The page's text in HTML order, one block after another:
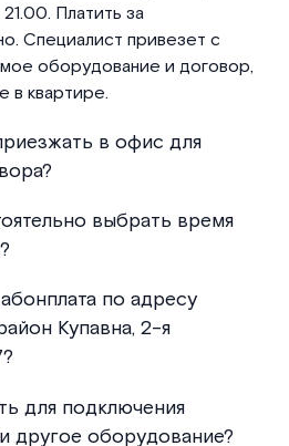
Платить за
Специалист привезет с
оборудование и договор,
в квартире.
в офис для
выбрать время
по адресу
Купавна, 2-я
для подключения
другое оборудование?